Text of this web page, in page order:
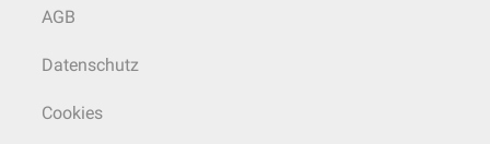
AGB
Datenschutz
Cookies